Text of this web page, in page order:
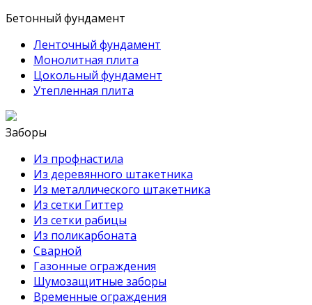
Бетонный фундамент
Ленточный фундамент
Монолитная плита
Цокольный фундамент
Утепленная плита
Заборы
Из профнастила
Из деревянного штакетника
Из металлического штакетника
Из сетки Гиттер
Из сетки рабицы
Из поликарбоната
Сварной
Газонные ограждения
Шумозащитные заборы
Временные ограждения